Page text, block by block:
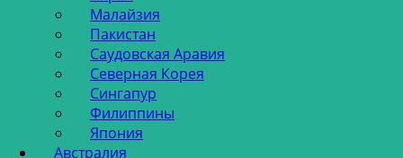
Малайзия
Пакистан
Саудовская Аравия
Северная Корея
Сингапур
Филиппины
Япония
Австралия